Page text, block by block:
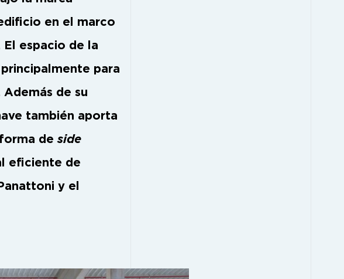
en el marco
espacio de la
para
de su
también aporta
forma deside
eficiente de
y el